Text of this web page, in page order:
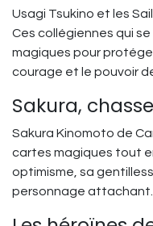
Usagi Tsukino et les
Ces collégiennes qui
magiques pour
courage et le pouvoir
Sakura,
Sakura Kinomoto de
cartes magiques tout
optimisme, sa
personnage attachant.